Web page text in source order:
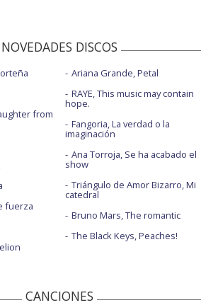
NOVEDADES DISCOS
from
fuerza
Ariana Grande, Petal
RAYE, This music may contain
hope.
Fangoria, La verdad o la
imaginación
Ana Torroja, Se ha acabado el
show
Triángulo de Amor Bizarro, Mi
catedral
Bruno Mars, The romantic
The Black Keys, Peaches!
CANCIONES